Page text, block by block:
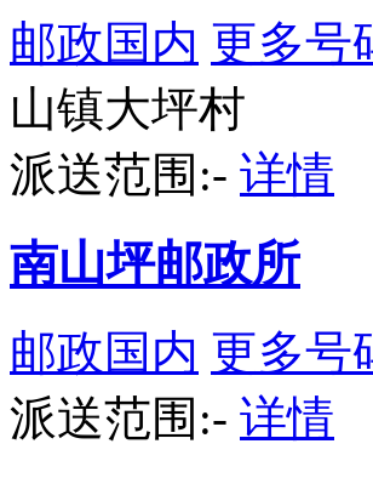
邮政国内 更多号
山镇大坪村
派送范围:- 详情
南山坪邮政所
邮政国内 更多号
派送范围:- 详情